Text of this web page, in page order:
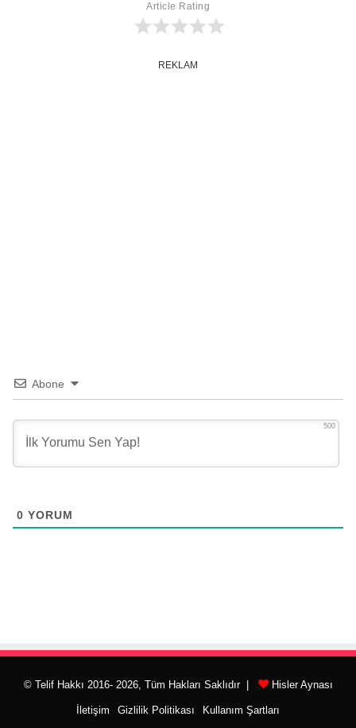
Article Rating
REKLAM
Abone
500
0 YORUM
© Telif Hakkı 2016- 2026, Tüm Hakları Saklıdır | Hisler Aynası
İletişim Gizlilik Politikası Kullanım Şartları